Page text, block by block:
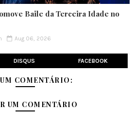
Baile da Terceira Idade no
Aug 06, 2026
DISQUS FACEBOOK
COMENTÁRIO:
UM COMENTÁRIO